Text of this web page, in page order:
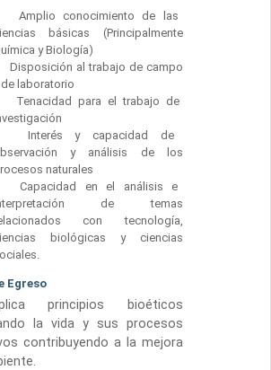
Amplio conocimiento de las
básicas (Principalmente
y Biología)
Disposición al trabajo de campo
laboratorio
Tenacidad para el trabajo de
Interés y capacidad de
y análisis de los
naturales
Capacidad en el análisis e
de temas
con tecnología,
biológicas y ciencias
Egreso
principios bioéticos
la vida y sus procesos
contribuyendo a la mejora